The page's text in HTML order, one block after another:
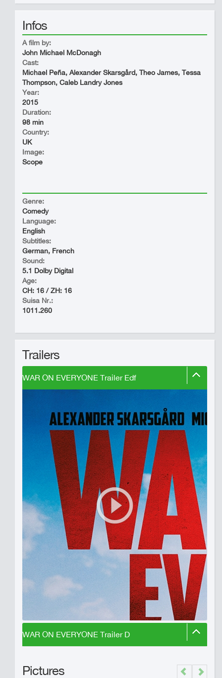
Infos
A film by:
John Michael McDonagh
Cast:
Michael Peña, Alexander Skarsgård, Theo James, Tessa
Thompson, Caleb Landry Jones
Year:
2015
Duration:
98 min
Country:
UK
Image:
Scope
Genre:
Comedy
Language:
English
Subtitles:
German, French
Sound:
5.1 Dolby Digital
Age:
CH: 16 / ZH: 16
Suisa Nr.:
1011.260
Trailers
WAR ON EVERYONE Trailer Edf
WAR ON EVERYONE Trailer D
Pictures Previous
Next